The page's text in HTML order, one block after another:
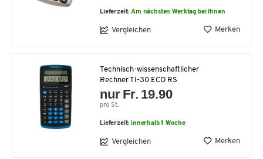
Lieferzeit:Am nächsten Werktag bei Ihnen
Vergleichen Merken
Technisch-wissenschaftlicher
Rechner TI-30 ECO RS
nur Fr. 19.90
pro St.
Lieferzeit:innerhalb 1 Woche
Vergleichen Merken